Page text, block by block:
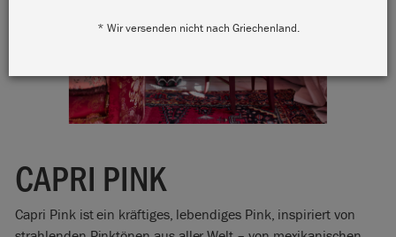
CAPRI PINK
Capri Pink ist ein kräftiges, lebendiges Pink, inspiriert von
* Wir versenden nicht nach Griechenland.